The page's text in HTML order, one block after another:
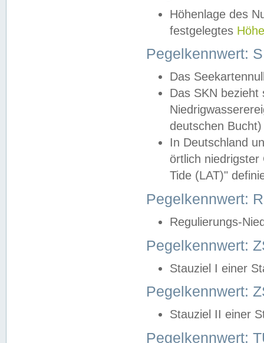
Höhenlage des
festgelegtes
Pegelkennwert:
Das
Das SKN
deutschen
In Deutschland
örtlich
Tide (LAT)"
Pegelkennwert:
Regulierungs-
Pegelkennwert:
Stauziel I einer
Pegelkennwert:
Stauziel II einer
Pegelkennwert: